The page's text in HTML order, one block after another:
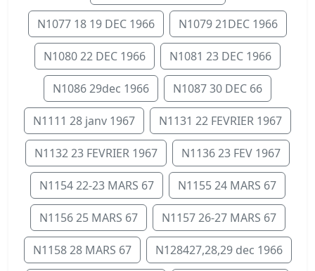
N1077 18 19 DEC 1966 N1079 21DEC 1966
N1080 22 DEC 1966 N1081 23 DEC 1966
N1086 29dec 1966 N1087 30 DEC 66
N1111 28 janv 1967 N1131 22 FEVRIER 1967
N1132 23 FEVRIER 1967 N1136 23 FEV 1967
N1154 22-23 MARS 67 N1155 24 MARS 67
N1156 25 MARS 67 N1157 26-27 MARS 67
N1158 28 MARS 67 N128427,28,29 dec 1966